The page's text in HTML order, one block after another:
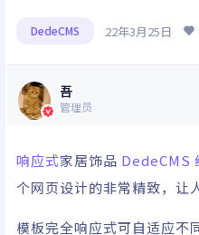
DedeCMS 22年3月25日
吾
管理员
响应式家居饰品 DedeCMS
个网页设计的非常精致，让
模板完全响应式可自适应不